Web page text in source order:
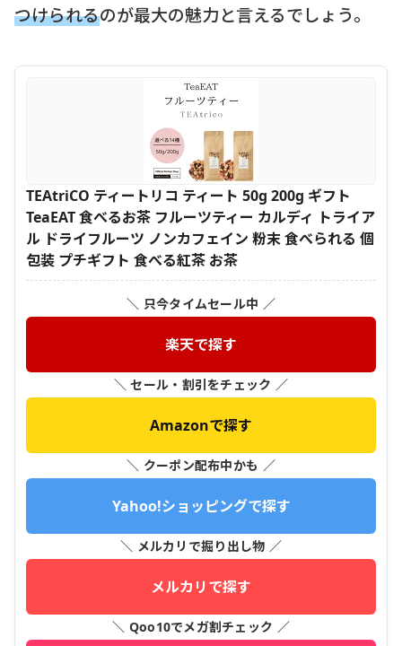
つけられるのが最大の魅力と言えるでしょう。
TEAtriCO ティートリコ ティート 50g 200g ギフト
TeaEAT 食べるお茶 フルーツティー カルディ トライア
ル ドライフルーツ ノンカフェイン 粉末 食べられる 個
包装 プチギフト 食べる紅茶 お茶
＼ 只今タイムセール中 ／
楽天で探す
＼ セール・割引をチェック ／
Amazonで探す
＼ クーポン配布中かも ／
Yahoo!ショッピングで探す
＼ メルカリで掘り出し物 ／
メルカリで探す
＼ Qoo10でメガ割チェック ／